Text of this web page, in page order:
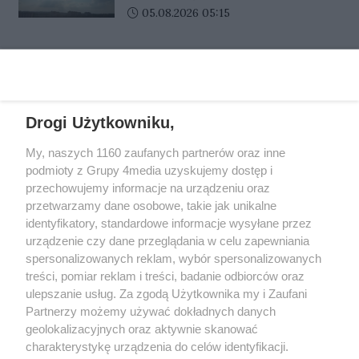
wyszło na jaw, że jest poszukiwany
listem gończym i ma do odbycia
w wielu miejscach ruch zostanie
powinni zachować szczególną
i Gospodarki Wodnej wydał
Data dodania artykułu:
05.08.2026 05:15
REKLAMA
Reklama Kontakt Informacja o Nadawcy
Drogi Użytkowniku,
My, naszych 1160 zaufanych partnerów oraz inne
podmioty z Grupy 4media uzyskujemy dostęp i
przechowujemy informacje na urządzeniu oraz
przetwarzamy dane osobowe, takie jak unikalne
identyfikatory, standardowe informacje wysyłane przez
urządzenie czy dane przeglądania w celu zapewniania
spersonalizowanych reklam, wybór spersonalizowanych
treści, pomiar reklam i treści, badanie odbiorców oraz
ulepszanie usług. Za zgodą Użytkownika my i Zaufani
Partnerzy możemy używać dokładnych danych
geolokalizacyjnych oraz aktywnie skanować
charakterystykę urządzenia do celów identyfikacji.